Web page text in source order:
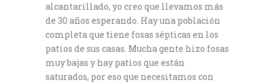
alcantarillado, yo creo que llevamos más
de 30 años esperando. Hay una población
completa que tiene fosas sépticas en los
patios de sus casas. Mucha gente hizo fosas
muy bajas y hay patios que están
saturados, por eso que necesitamos con